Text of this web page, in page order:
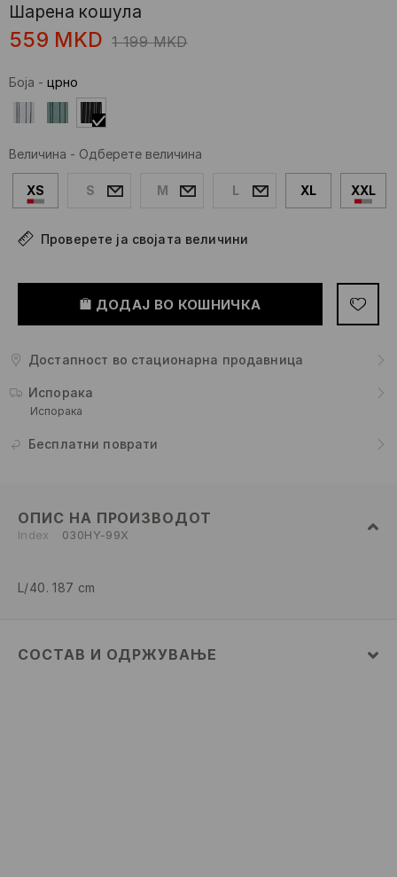
Шаренa кошулa
559 MKD 1 199 MKD
Боја - црно
Величина - Одберете величина
XS S M L XL XXL
Проверете ја својата величини
ДОДАЈ ВО КОШНИЧКА
Достапност во стационарна продавница
Испорака
Испорака
Бесплатни поврати
ОПИС НА ПРОИЗВОДОТ
Index 030HY-99X
L/40. 187 cm
СОСТАВ И ОДРЖУВАЊЕ